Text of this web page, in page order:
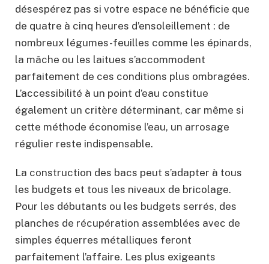
désespérez pas si votre espace ne bénéficie que
de quatre à cinq heures d’ensoleillement : de
nombreux légumes-feuilles comme les épinards,
la mâche ou les laitues s’accommodent
parfaitement de ces conditions plus ombragées.
L’accessibilité à un point d’eau constitue
également un critère déterminant, car même si
cette méthode économise l’eau, un arrosage
régulier reste indispensable.
La construction des bacs peut s’adapter à tous
les budgets et tous les niveaux de bricolage.
Pour les débutants ou les budgets serrés, des
planches de récupération assemblées avec de
simples équerres métalliques feront
parfaitement l’affaire. Les plus exigeants